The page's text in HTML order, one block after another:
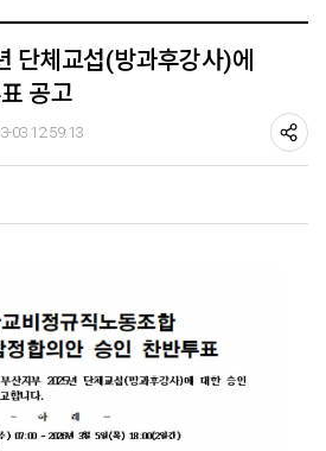
단체교섭(방과후강사)에
공고
03 12:59:13